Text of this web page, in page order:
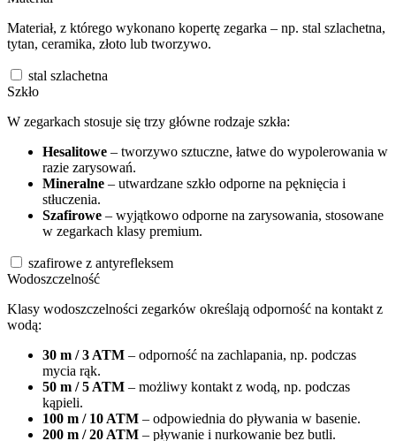
Materiał, z którego wykonano kopertę zegarka – np. stal szlachetna,
tytan, ceramika, złoto lub tworzywo.
stal szlachetna
Szkło
W zegarkach stosuje się trzy główne rodzaje szkła:
Hesalitowe – tworzywo sztuczne, łatwe do wypolerowania w
razie zarysowań.
Mineralne – utwardzane szkło odporne na pęknięcia i
stłuczenia.
Szafirowe – wyjątkowo odporne na zarysowania, stosowane
w zegarkach klasy premium.
szafirowe z antyrefleksem
Wodoszczelność
Klasy wodoszczelności zegarków określają odporność na kontakt z
wodą:
30 m / 3 ATM – odporność na zachlapania, np. podczas
mycia rąk.
50 m / 5 ATM – możliwy kontakt z wodą, np. podczas
kąpieli.
100 m / 10 ATM – odpowiednia do pływania w basenie.
200 m / 20 ATM – pływanie i nurkowanie bez butli.